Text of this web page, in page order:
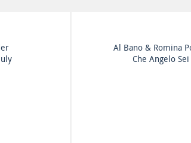
Michael Jackson
Black Or White